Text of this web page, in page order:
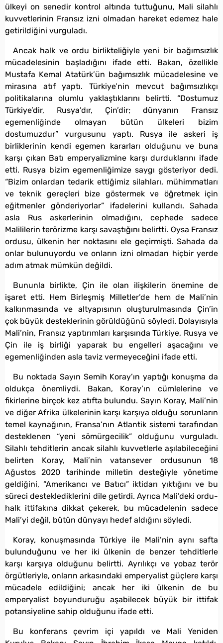
ülkeyi on senedir kontrol altında tuttuğunu, Mali silahlı
kuvvetlerinin Fransız izni olmadan hareket edemez hale
getirildiğini vurguladı.
Ancak halk ve ordu birlikteliğiyle yeni bir bağımsızlık
mücadelesinin başladığını ifade etti. Bakan, özellikle
Mustafa Kemal Atatürk’ün bağımsızlık mücadelesine ve
mirasına atıf yaptı. Türkiye’nin mevcut bağımsızlıkçı
politikalarına olumlu yaklaştıklarını belirtti. “Dostumuz
Türkiye’dir, Rusya’dır, Çin’dir; dünyanın Fransız
egemenliğinde olmayan bütün ülkeleri bizim
dostumuzdur” vurgusunu yaptı. Rusya ile askeri iş
birliklerinin kendi egemen kararları olduğunu ve buna
karşı çıkan Batı emperyalizmine karşı durduklarını ifade
etti. Rusya bizim egemenliğimize saygı gösteriyor dedi.
“Bizim onlardan tedarik ettiğimiz silahları, mühimmatları
ve teknik gereçleri bize göstermek ve öğretmek için
eğitmenler gönderiyorlar” ifadelerini kullandı. Sahada
asla Rus askerlerinin olmadığını, cephede sadece
Malililerin terörizme karşı savaştığını belirtti. Oysa Fransız
ordusu, ülkenin her noktasını ele geçirmişti. Sahada da
onlar bulunuyordu ve onların izni olmadan hiçbir yerde
adım atmak mümkün değildi.
Bununla birlikte, Çin ile olan ilişkilerin önemine de
işaret etti. Hem Birleşmiş Milletler’de hem de Mali’nin
kalkınmasında ve altyapısının oluşturulmasında Çin’in
çok büyük desteklerinin görüldüğünü söyledi. Dolayısıyla
Mali’nin, Fransız yaptırımları karşısında Türkiye, Rusya ve
Çin ile iş birliği yaparak bu engelleri aşacağını ve
egemenliğinden asla taviz vermeyeceğini ifade etti.
Bu noktada Sayın Semih Koray’ın yaptığı konuşma da
oldukça önemliydi. Bakan, Koray’ın cümlelerine ve
fikirlerine birçok kez atıfta bulundu. Sayın Koray, Mali’nin
ve diğer Afrika ülkelerinin karşı karşıya olduğu sorunların
temel kaynağının, Fransa’nın Atlantik sistemi tarafından
desteklenen “yeni sömürgecilik” olduğunu vurguladı.
Silahlı tehditlerin ancak silahlı kuvvetlerle aşılabileceğini
belirten Koray, Mali’nin vatansever ordusunun 18
Ağustos 2020 tarihinde milletin desteğiyle yönetime
geldiğini, “Amerikancı ve Batıcı” iktidarı yıktığını ve bu
süreci desteklediklerini dile getirdi. Ayrıca Mali’deki ordu-
halk ittifakına dikkat çekerek, bu mücadelenin sadece
Mali’yi değil, bütün dünyayı hedef aldığını söyledi.
Koray, konuşmasında Türkiye ile Mali’nin aynı safta
bulunduğunu ve her iki ülkenin de benzer tehditlerle
karşı karşıya olduğunu belirtti. Ayrılıkçı ve yobaz terör
örgütleriyle, onların arkasındaki emperyalist güçlere karşı
mücadele edildiğini; ancak her iki ülkenin de bu
emperyalist boyunduruğu aşabilecek büyük bir ittifak
potansiyeline sahip olduğunu ifade etti.
Bu konferans çevrim içi yapıldı ve Mali Yeniden